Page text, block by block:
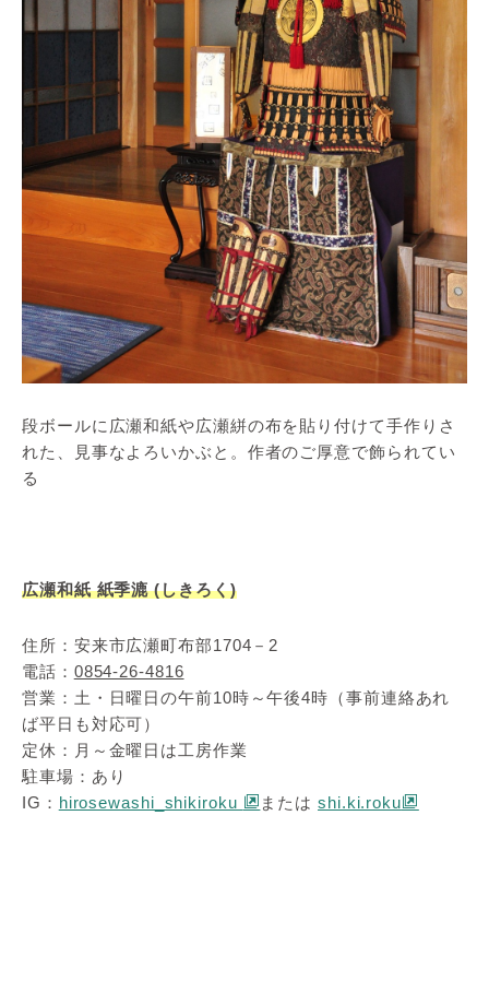
段ボールに広瀬和紙や広瀬絣の布を貼り付けて手作りさ
れた、見事なよろいかぶと。作者のご厚意で飾られてい
る
広瀬和紙 紙季漉 (しきろく)
住所：安来市広瀬町布部1704－2
電話： 0854-26-4816
営業：土・日曜日の午前10時～午後4時（事前連絡あれ
ば平日も対応可）
定休：月～金曜日は工房作業
駐車場：あり
IG： hirosewashi_shikiroku またはshi.ki.roku